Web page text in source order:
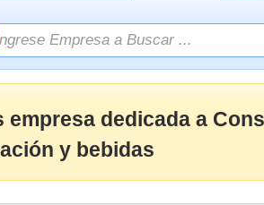
empresa dedicada a
y bebidas